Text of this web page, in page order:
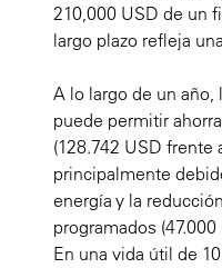
210,000 USD de un
largo plazo refleja
A lo largo de un
puede permitir
(128.742 USD frente
principalmente
energía y la
programados
En una vida útil de